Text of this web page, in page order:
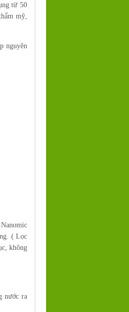
từ 50
mỹ,
nguyên
( Lọc
không
nước ra